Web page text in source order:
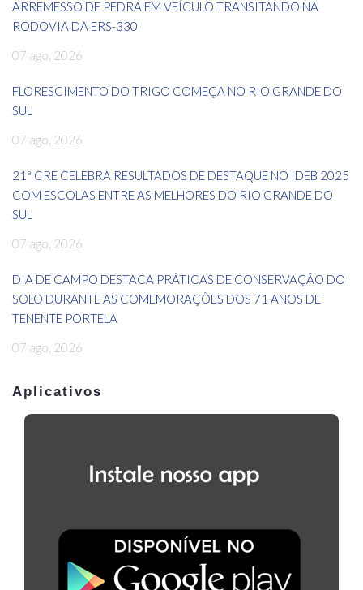
ARREMESSO DE PEDRA EM VEÍCULO TRANSITANDO NA
RODOVIA DA ERS-330
07 ago, 2026
FLORESCIMENTO DO TRIGO COMEÇA NO RIO GRANDE DO
SUL
07 ago, 2026
21ª CRE CELEBRA RESULTADOS DE DESTAQUE NO IDEB 2025
COM ESCOLAS ENTRE AS MELHORES DO RIO GRANDE DO
SUL
07 ago, 2026
DIA DE CAMPO DESTACA PRÁTICAS DE CONSERVAÇÃO DO
SOLO DURANTE AS COMEMORAÇÕES DOS 71 ANOS DE
TENENTE PORTELA
07 ago, 2026
Aplicativos